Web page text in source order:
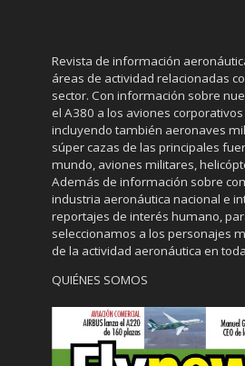
Revista de información
áreas de actividad relacionadas
sector. Con información sobre
el A380 a los aviones
incluyendo también aeronaves
súper cazas de las principales
mundo, aviones militares,
Además de información sobre
industria aeronáutica nacional e
reportajes de interés humano,
seleccionamos a los personajes
de la actividad aeronáutica en
QUIÉNES SOMOS